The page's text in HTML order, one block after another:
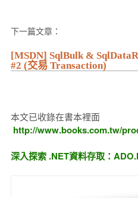
下一篇文章：
[MSDN] SqlBulk &
#2 (交易 Transaction)
本文已收錄在書本裡面
http://www.books.com.tw/
深入探索 .NET資料存取：